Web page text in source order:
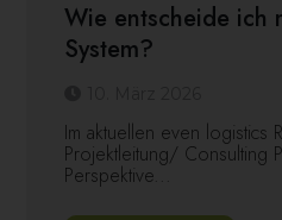
Wie entscheide ich
System?
Im aktuellen even logistics
Projektleitung/ Consulting
Perspektive...